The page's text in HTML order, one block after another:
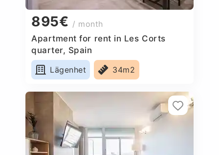
895€ / month
Apartment for rent in Les Corts
quarter, Spain
Lägenhet
34m2